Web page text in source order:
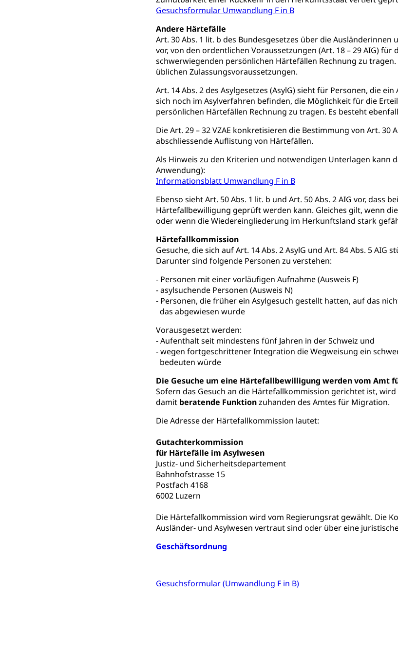
Gesuchsformular Umwandlung F in B
Andere Härtefälle
Art. 30 Abs. 1 lit. b des Bundesgesetzes über die
vor, von den ordentlichen Voraussetzungen (Art. 18 – 29 AIG)
schwerwiegenden persönlichen Härtefällen Rechnung zu
üblichen Zulassungsvoraussetzungen.
Art. 14 Abs. 2 des Asylgesetzes (AsylG) sieht für Personen, die
sich noch im Asylverfahren befinden, die Möglichkeit für die
persönlichen Härtefällen Rechnung zu tragen. Es besteht
Die Art. 29 – 32 VZAE konkretisieren die Bestimmung von Art. 30
abschliessende Auflistung von Härtefällen.
Als Hinweis zu den Kriterien und notwendigen Unterlagen kann
Anwendung):
Informationsblatt Umwandlung F in B
Ebenso sieht Art. 50 Abs. 1 lit. b und Art. 50 Abs. 2 AIG vor,
Härtefallbewilligung geprüft werden kann. Gleiches gilt, wenn
oder wenn die Wiedereingliederung im Herkunftsland stark
Härtefallkommission
Gesuche, die sich auf Art. 14 Abs. 2 AsylG und Art. 84 Abs. 5
Darunter sind folgende Personen zu verstehen:
- Personen mit einer vorläufigen Aufnahme (Ausweis F)
- asylsuchende Personen (Ausweis N)
- Personen, die früher ein Asylgesuch gestellt hatten, auf das
das abgewiesen wurde
Vorausgesetzt werden:
- Aufenthalt seit mindestens fünf Jahren in der Schweiz und
- wegen fortgeschrittener Integration die Wegweisung ein
bedeuten würde
Die Gesuche um eine Härtefallbewilligung werden vom Amt
Sofern das Gesuch an die Härtefallkommission gerichtet ist,
damit beratende Funktionzuhanden des Amtes für Migration.
Die Adresse der Härtefallkommission lautet:
Gutachterkommission
für Härtefälle im Asylwesen
Justiz- und Sicherheitsdepartement
Bahnhofstrasse 15
Postfach 4168
6002 Luzern
Die Härtefallkommission wird vom Regierungsrat gewählt. Die
Ausländer- und Asylwesen vertraut sind oder über eine
Geschäftsordnung
Gesuchsformular (Umwandlung F in B)
Gesundheitsvorsorge, Wellness, Unfallverhütung, Suchtprävention,
Sekundärprävention, Tertiärprävention
Darmkrebsvorsorge
Suchtprävention
Gesundheitsversorgung
Soziale Sicherheit
Sozialversicherungen, Sozialpolitik, Arbeitslosenversicherung,
Invalidenversicherung, Sozialhilfe
Kranken- und Unfallversicherung (gruezi.lu.ch)
Soziales und Gesellschaft (Dienststelle)
Opferhilfe
Invalidenversicherung (WAS Luzern)
Soziale Sicherheit
Drogenabhängigkeit, Drogensucht, Medikamentenabhängigkeit,
Drogensüchtige, Betäubungsmittel, Suchtmittel, Psychopharmaka
Fachstelle Sucht Region Luzern Drogen (Polizei) Sucht
Gesundheitsversorgung
Gesundheitsversorgung, Spital, Pflegeinitiative, Ambulant vor stationär,
Gesundheitsversorgung
AHV / IV
Altersrente, Invalidenrente, Witwenrente, Sozialversicherung,
Hilfslosenentschädigung (WAS Luzern) AHV-
Informationsstelle AHV/IV
Ergänzungsleistungen (EL)
IV-Leistungen (WAS Luzern)
Behinderung
Körperbehinderung, körperliche Behinderung, geistige Behinderung,
Inklusion im Sport
Menschen mit Behinderungen
Kultur und Medien
Archive und Bibliotheken
Bücher, Bundesarchiv, Landesbibliothek
Staatsarchiv Luzern
Kulturelle Einrichtungen
Museen, Theater, Bibliotheken
Dienststelle Kultur
Kulturförderung
Kulturpolitik, Sprachförderung, Denkmalpflege, kulturelles Angebot,
Förderung, Kulturausschreibungen, Kulturpreis, Werkbeitrag,
Theater/Tanz, Musik, Entwicklung, Programmbeiträge, Filmförderung,
Mobilität
Schiene und öffentlicher Verkehr
Schienenverkehr, Zugverkehr, Bahnverkehr, Transportmittel, öffentlicher
Verkehrsverbund Luzern VVL Öffentlicher Verkehr Luzern
Schifffahrt
Schiffsverkehr, Binnenschifffahrt, Seeschifffahrt, Flussschifffahrt
Schifffahrt (Strassenverkehrsamt)
Strasse
Individualverkehr